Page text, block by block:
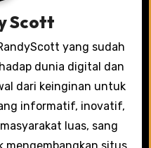
Scott
yang sudah
dunia digital dan
dari keinginan untuk
informatif, inovatif,
luas, sang